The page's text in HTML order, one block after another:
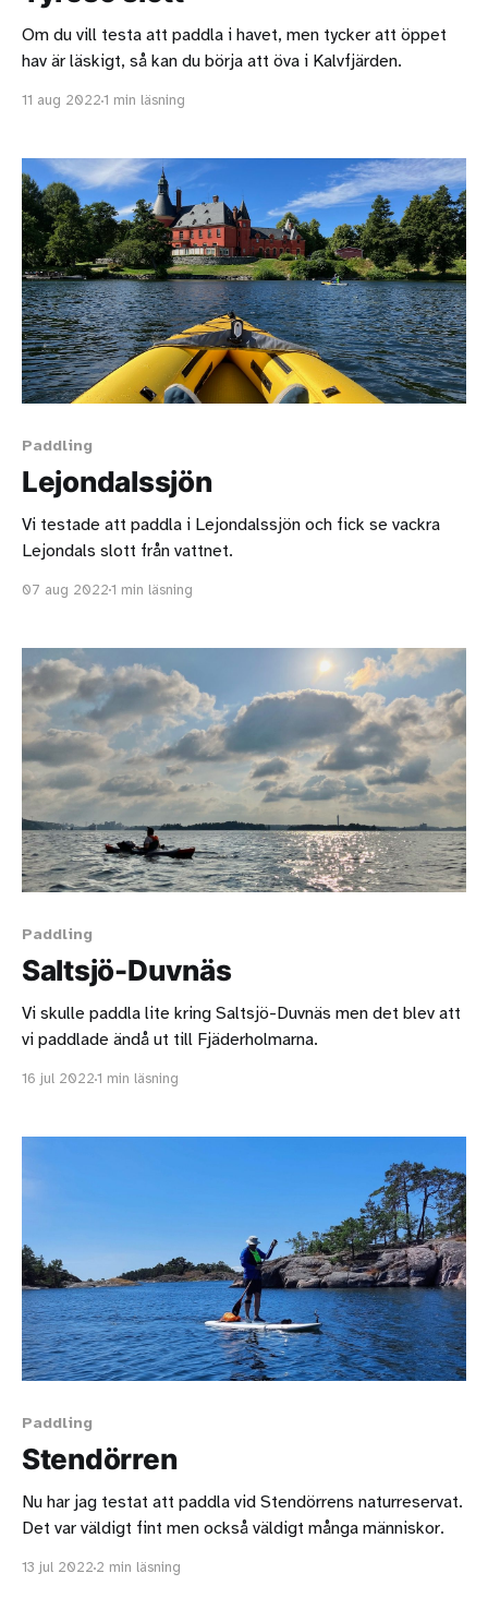
Om du vill testa att paddla i havet, men tycker att öppet
hav är läskigt, så kan du börja att öva i Kalvfjärden.
11 aug 20221 min läsning
Paddling
Lejondalssjön
Vi testade att paddla i Lejondalssjön och fick se vackra
Lejondals slott från vattnet.
07 aug 20221 min läsning
Paddling
Saltsjö-Duvnäs
Vi skulle paddla lite kring Saltsjö-Duvnäs men det blev att
vi paddlade ändå ut till Fjäderholmarna.
16 jul 20221 min läsning
Paddling
Stendörren
Nu har jag testat att paddla vid Stendörrens naturreservat.
Det var väldigt fint men också väldigt många människor.
13 jul 2022 2 min läsning